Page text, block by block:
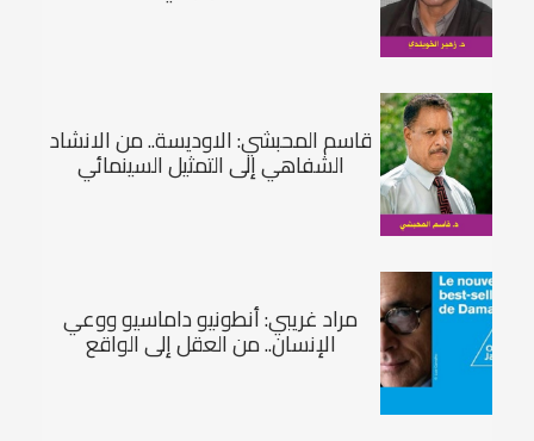
قاسم المحبشي: الاوديسة.. من الانشاد
الشفاهي إلى التمثيل السينمائي
مراد غريبي: أنطونيو داماسيو ووعي
الإنسان.. من العقل إلى الواقع